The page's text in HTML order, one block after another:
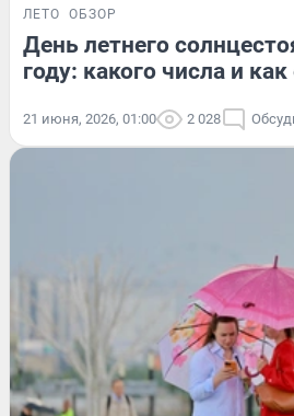
ЛЕТО ОБЗОР
День летнего
году: какого числа и
21 июня, 2026, 01:00 2 028